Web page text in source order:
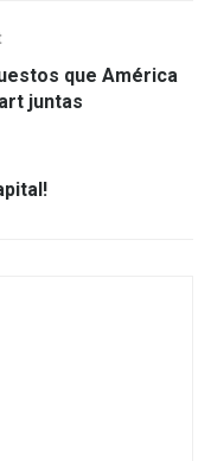
que América
juntas